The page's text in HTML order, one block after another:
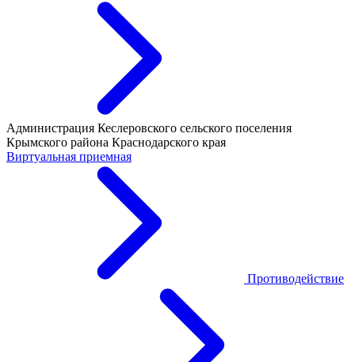
Администрация Кеслеровского сельского поселения
Крымского района Краснодарского края
Виртуальная приемная
Противодействие